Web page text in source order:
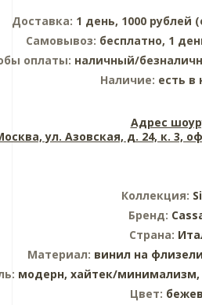
Доставка: 1 день, 1000 рублей
Самовывоз: бесплатно, 1
оплаты: наличный/
Наличие: есть в
Адрес
ул. Азовская, д. 24, к. 3,
Коллекция:
Бренд:
Страна:
Материал: винил на
модерн, хайтек/минимализм,
Цвет: